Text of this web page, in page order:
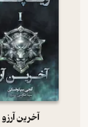
آخرین آرزو